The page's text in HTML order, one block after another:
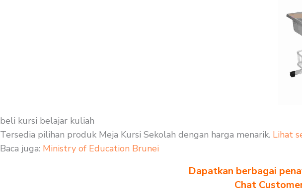
beli kursi belajar kuliah
Tersedia pilihan produk Meja Kursi Sekolah dengan harga menarik. Lihat
Baca juga: Ministry of Education Brunei
Dapatkan berbagai
Chat